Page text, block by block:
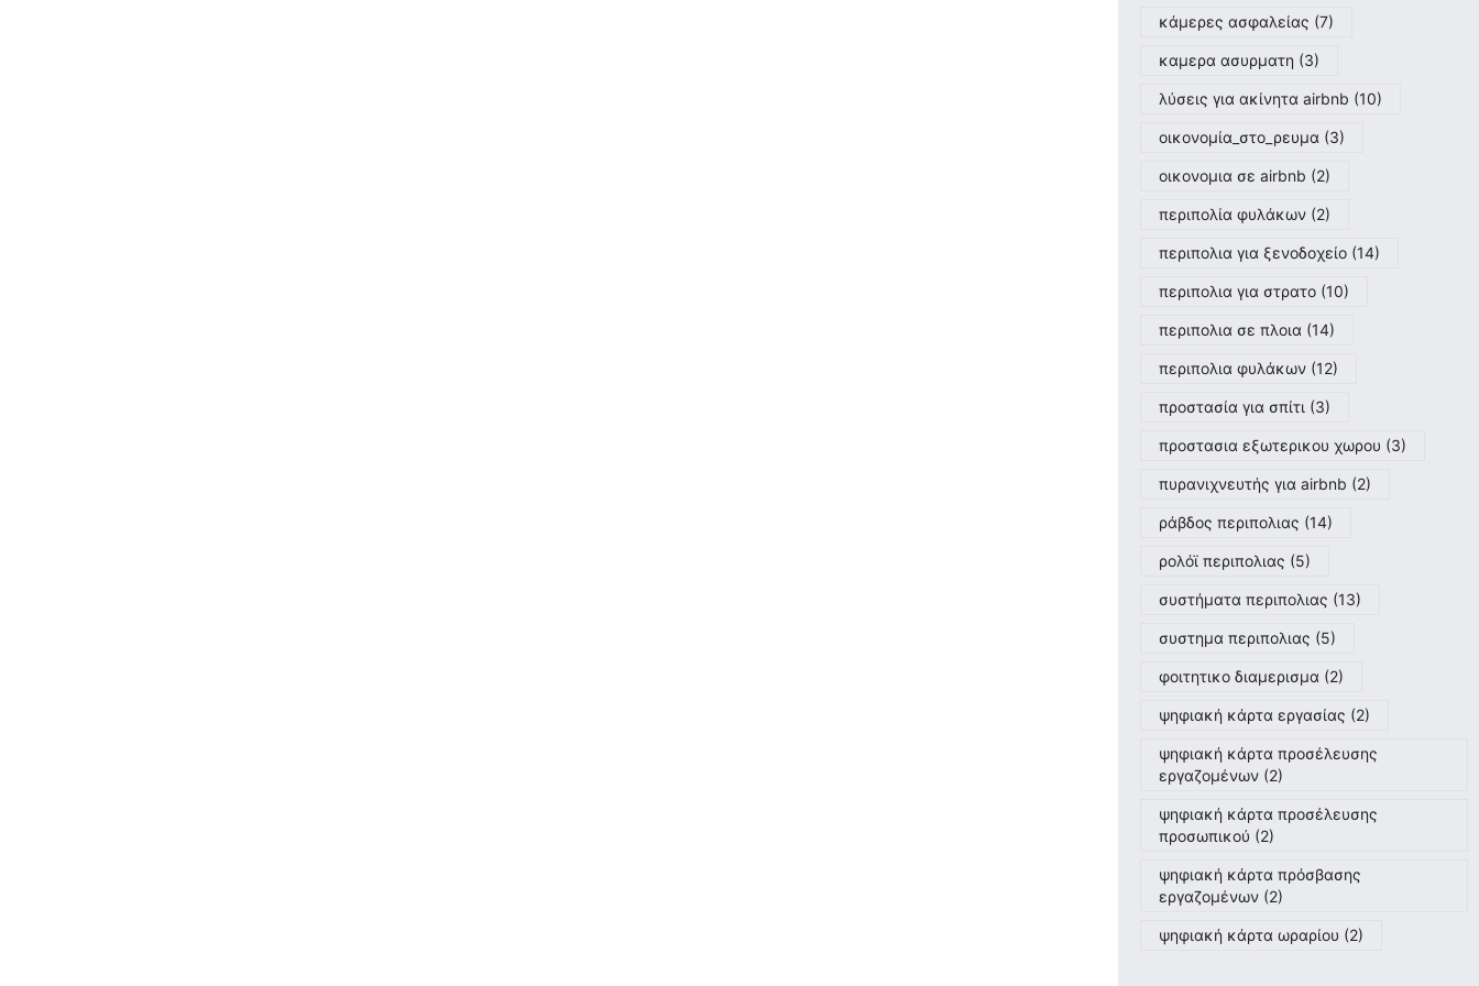
κάμερες ασφαλείας (7)
καμερα ασυρματη (3)
λύσεις για ακίνητα airbnb (10)
οικονομία_στο_ρευμα (3)
οικονομια σε airbnb (2)
περιπολία φυλάκων(2)
περιπολια για ξενοδοχείο(14)
περιπολια για στρατο(10)
περιπολια σε πλοια (14)
περιπολια φυλάκων(12)
προστασία για σπίτι (3)
προστασια εξωτερικου χωρου (3)
πυρανιχνευτής για airbnb (2)
ράβδος περιπολιας (14)
ρολόϊ περιπολιας (5)
συστήματα περιπολιας (13)
συστημα περιπολιας (5)
φοιτητικο διαμερισμα (2)
ψηφιακή κάρτα εργασίας (2)
ψηφιακή κάρτα προσέλευσης
εργαζομένων(2)
ψηφιακή κάρτα προσέλευσης
προσωπικού (2)
ψηφιακή κάρτα πρόσβασης
εργαζομένων(2)
ψηφιακή κάρτα ωραρίου (2)